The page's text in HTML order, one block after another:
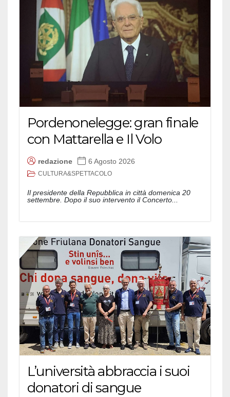
Pordenonelegge: gran finale
con Mattarella e Il Volo
redazione 6 Agosto 2026
CULTURA&SPETTACOLO
Il presidente della Repubblica in città domenica 20
settembre. Dopo il suo intervento il Concerto...
L’università abbraccia i suoi
donatori di sangue